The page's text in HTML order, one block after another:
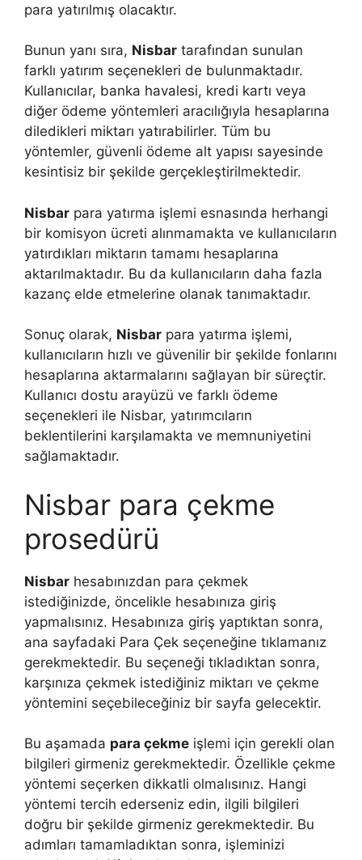
para yatırılmış olacaktır.
Bunun yanı sıra, Nisbar tarafından sunulan
farklı yatırım seçenekleri de bulunmaktadır.
Kullanıcılar, banka havalesi, kredi kartı veya
diğer ödeme yöntemleri aracılığıyla hesaplarına
diledikleri miktarı yatırabilirler. Tüm bu
yöntemler, güvenli ödeme alt yapısı sayesinde
kesintisiz bir şekilde gerçekleştirilmektedir.
Nisbar para yatırma işlemi esnasında herhangi
bir komisyon ücreti alınmamakta ve kullanıcıların
yatırdıkları miktarın tamamı hesaplarına
aktarılmaktadır. Bu da kullanıcıların daha fazla
kazanç elde etmelerine olanak tanımaktadır.
Sonuç olarak, Nisbar para yatırma işlemi,
kullanıcıların hızlı ve güvenilir bir şekilde fonlarını
hesaplarına aktarmalarını sağlayan bir süreçtir.
Kullanıcı dostu arayüzü ve farklı ödeme
seçenekleri ile Nisbar, yatırımcıların
beklentilerini karşılamakta ve memnuniyetini
sağlamaktadır.
Nisbar para çekme
prosedürü
Nisbar hesabınızdan para çekmek
istediğinizde, öncelikle hesabınıza giriş
yapmalısınız. Hesabınıza giriş yaptıktan sonra,
ana sayfadaki Para Çek seçeneğine tıklamanız
gerekmektedir. Bu seçeneği tıkladıktan sonra,
karşınıza çekmek istediğiniz miktarı ve çekme
yöntemini seçebileceğiniz bir sayfa gelecektir.
Bu aşamada para çekme işlemi için gerekli olan
bilgileri girmeniz gerekmektedir. Özellikle çekme
yöntemi seçerken dikkatli olmalısınız. Hangi
yöntemi tercih ederseniz edin, ilgili bilgileri
doğru bir şekilde girmeniz gerekmektedir. Bu
adımları tamamladıktan sonra, işleminizi